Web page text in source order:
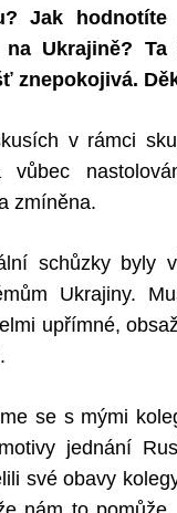
Jak hodnotíte
Ukrajině?
znepokojivá.
v rámci
vůbec
zmíněna.
schůzky byly
Ukrajiny.
upřímné,
se s mými
jednání
své obavy